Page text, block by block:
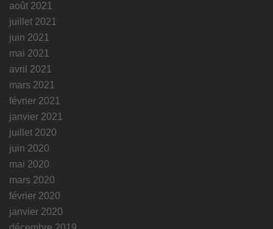
août 2021
juillet 2021
juin 2021
mai 2021
avril 2021
mars 2021
février 2021
janvier 2021
juillet 2020
juin 2020
mai 2020
mars 2020
février 2020
janvier 2020